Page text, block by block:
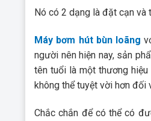
Nó có 2 dạng là đặt cạn và
Máy bơm hút bùn loãng
người nên hiện nay, sản
tên tuổi là một thương
không thể tuyệt vời hơn đối
Chắc chắn để có thể có